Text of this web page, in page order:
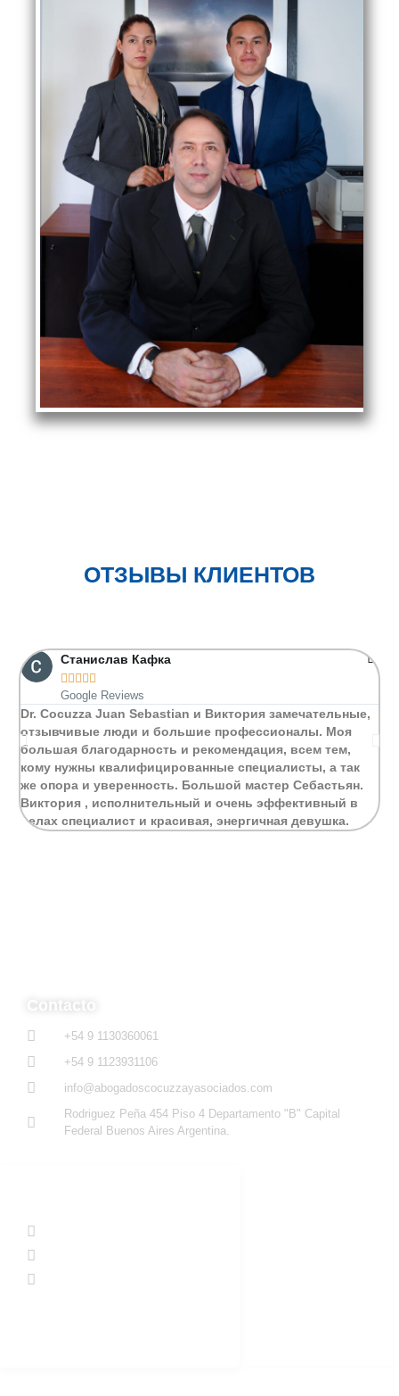
ОТЗЫВЫ КЛИЕНТОВ
Станислав Кафка
    
Google Reviews
Dr. Cocuzza Juan Sebastian и Виктория замечательные,
отзывчивые люди и большие профессионалы. Моя
большая благодарность и рекомендация, всем тем,
кому нужны квалифицированные специалисты, а так
же опора и уверенность. Большой мастер Себастьян.
Виктория , исполнительный и очень эффективный в
делах специалист и красивая, энергичная девушка.
Contacto
+54 9 1130360061
+54 9 1123931106
info@abogadoscocuzzayasociados.com
Rodriguez Peña 454 Piso 4 Departamento "B" Capital
Federal Buenos Aires Argentina.